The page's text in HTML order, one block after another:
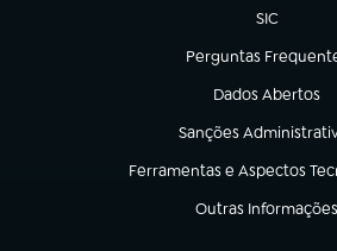
SIC
(abre em
Perguntas
(abre em nova aba)
Dados Abertos
(abre em nova
Sanções
(abre em nova aba)
Ferramentas e Aspectos
(abre em nova aba)
Outras Informações
(abre em nova aba)